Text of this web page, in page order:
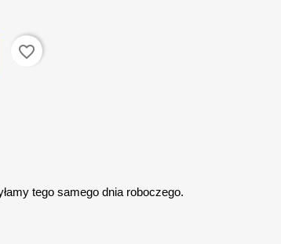
favorite_border
tego samego dnia roboczego.